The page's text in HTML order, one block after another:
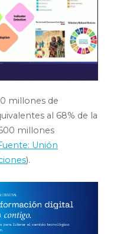
millones de
al 68% de la
millones
Unión
).